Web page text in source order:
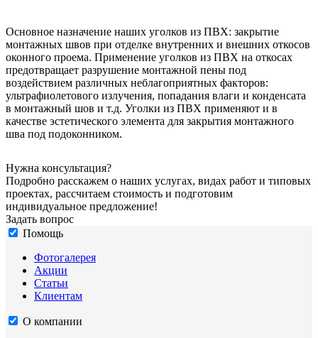
Основное назначение наших уголков из ПВХ: закрытие
монтажных швов при отделке внутренних и внешних откосов
оконного проема. Применение уголков из ПВХ на откосах
предотвращает разрушение монтажной пены под
воздействием различных неблагоприятных факторов:
ультрафиолетового излучения, попадания влаги и конденсата
в монтажный шов и т.д. Уголки из ПВХ применяют и в
качестве эстетического элемента для закрытия монтажного
шва под подоконником.
Нужна консультация?
Подробно расскажем о наших услугах, видах работ и типовых
проектах, рассчитаем стоимость и подготовим
индивидуальное предложение!
Задать вопрос
Помощь
Фотогалерея
Акции
Статьи
Клиентам
О компании